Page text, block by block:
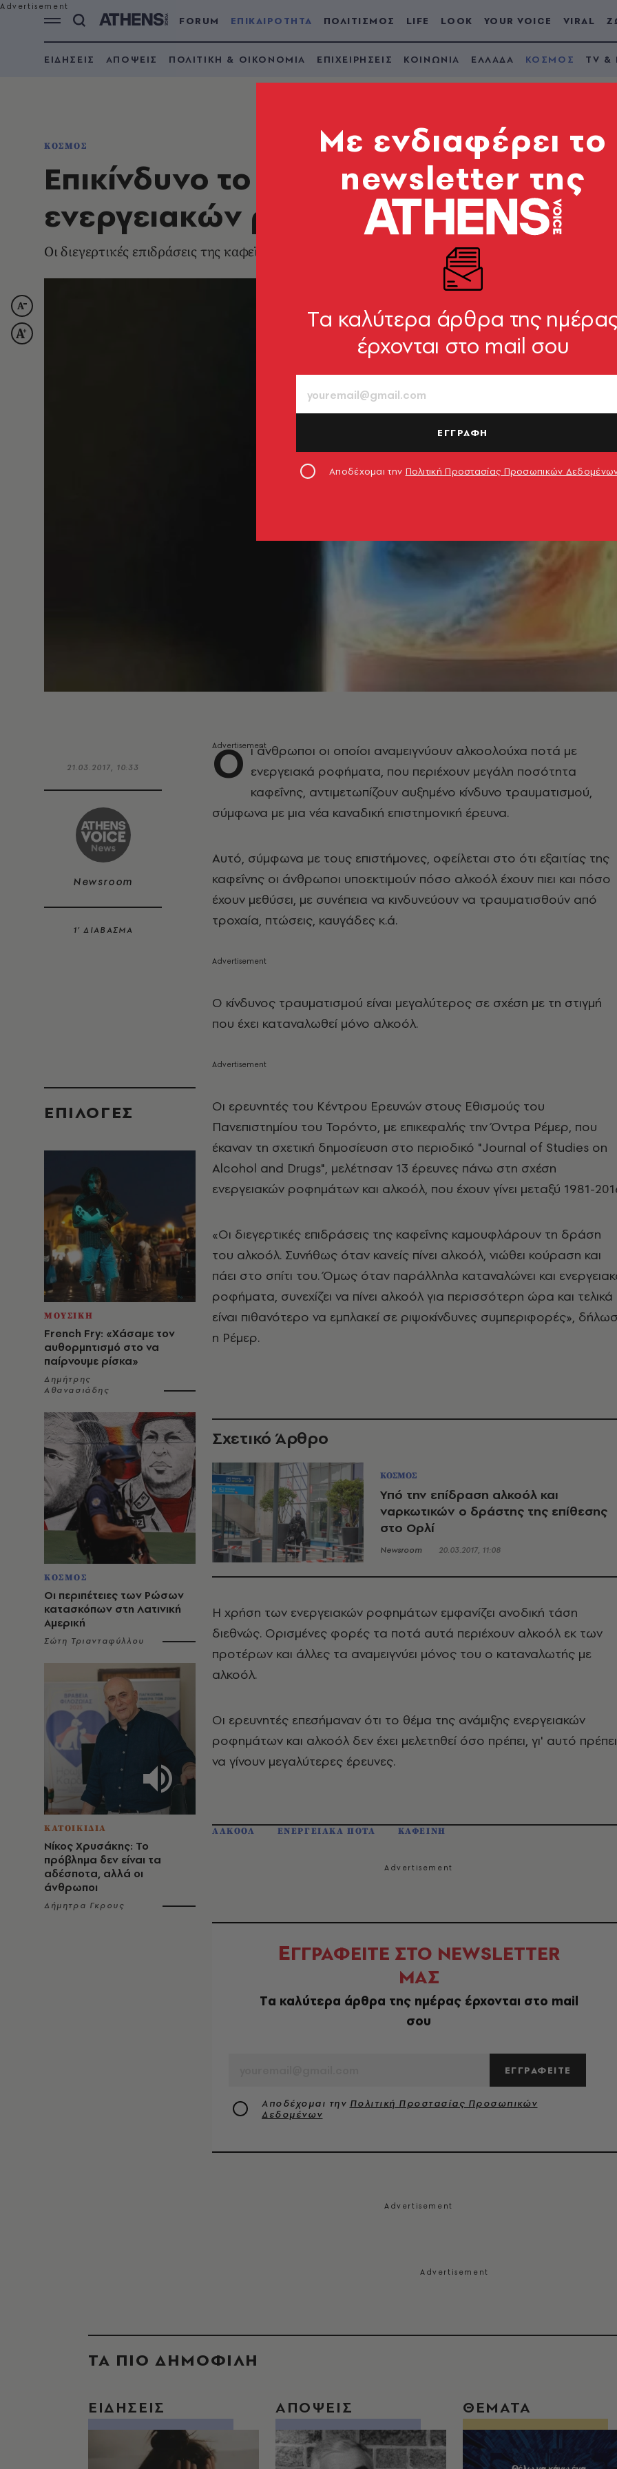
FORUM ΕΠΙΚΑΙΡΟΤΗΤΑ ΠΟΛΙΤΙΣΜΟΣ LIFE LOOK YOUR VOICE VIRAL
ΕΙΔΗΣΕΙΣ ΑΠΟΨΕΙΣ ΠΟΛΙΤΙΚΗ & ΟΙΚΟΝΟΜΙΑ ΕΠΙΧΕΙΡΗΣΕΙΣ ΚΟΙΝΩΝΙΑ ΕΛΛΑΔΑ ΚΟΣΜΟΣ TV &
ΚΟΣΜΟΣ
Επικίνδυνο το «ανακάτεμα» αλκοόλ
ενεργειακών ροφημάτων
Οι διεγερτικές επιδράσεις της καφεΐνης καμουφλάρουν τη δράση του αλκοόλ
21.03.2017, 10:33
Newsroom
1’ ΔΙΑΒΑΣΜΑ
EΠΙΛΟΓΈΣ
ΜΟΥΣΙΚΗ
French Fry: «Χάσαμε τον
αυθορμητισμό στο να
παίρνουμε ρίσκα»
Δημήτρης
Αθανασιάδης
ΚΟΣΜΟΣ
Οι περιπέτειες των Ρώσων
κατασκόπων στη Λατινική
Αμερική
Σώτη Τριανταφύλλου
ΚΑΤΟΙΚΙΔΙΑ
Νίκος Χρυσάκης: Το
πρόβλημα δεν είναι τα
αδέσποτα, αλλά οι
άνθρωποι
Δήμητρα Γκρους
Ο ι άνθρωποι οι οποίοι αναμειγνύουν αλκοολούχα ποτά με
ενεργειακά ροφήματα, που περιέχουν μεγάλη ποσότητα
καφεΐνης, αντιμετωπίζουν αυξημένο κίνδυνο τραυματισμού,
σύμφωνα με μια νέα καναδική επιστημονική έρευνα.
Αυτό, σύμφωνα με τους επιστήμονες, οφείλεται στο ότι εξαιτίας της
καφεΐνης οι άνθρωποι υποεκτιμούν πόσο αλκοόλ έχουν πιει και πόσο
έχουν μεθύσει, με συνέπεια να κινδυνεύουν να τραυματισθούν από
τροχαία, πτώσεις, καυγάδες κ.ά.
Ο κίνδυνος τραυματισμού είναι μεγαλύτερος σε σχέση με τη στιγμή
που έχει καταναλωθεί μόνο αλκοόλ.
Οι ερευνητές του Κέντρου Ερευνών στους Εθισμούς του
Πανεπιστημίου του Τορόντο, με επικεφαλής την Όντρα Ρέμερ, που
έκαναν τη σχετική δημοσίευση στο περιοδικό "Journal of Studies on
Alcohol and Drugs", μελέτησαν 13 έρευνες πάνω στη σχέση
ενεργειακών ροφημάτων και αλκοόλ, που έχουν γίνει μεταξύ 1981-
«Οι διεγερτικές επιδράσεις της καφεΐνης καμουφλάρουν τη δράση
του αλκοόλ. Συνήθως όταν κανείς πίνει αλκοόλ, νιώθει κούραση και
πάει στο σπίτι του. Όμως όταν παράλληλα καταναλώνει και
ροφήματα, συνεχίζει να πίνει αλκοόλ για περισσότερη ώρα και τελικά
είναι πιθανότερο να εμπλακεί σε ριψοκίνδυνες συμπεριφορές»,
η Ρέμερ.
Σχετικό Άρθρο
ΚΟΣΜΟΣ
Υπό την επίδραση αλκοόλ και
ναρκωτικών ο δράστης της επίθεσης
στο Ορλί
Newsroom 20.03.2017, 11:08
Η χρήση των ενεργειακών ροφημάτων εμφανίζει ανοδική τάση
διεθνώς. Ορισμένες φορές τα ποτά αυτά περιέχουν αλκοόλ εκ των
προτέρων και άλλες τα αναμειγνύει μόνος του ο καταναλωτής με
αλκοόλ.
Οι ερευνητές επεσήμαναν ότι το θέμα της ανάμιξης ενεργειακών
ροφημάτων και αλκοόλ δεν έχει μελετηθεί όσο πρέπει, γι' αυτό πρέπει
να γίνουν μεγαλύτερες έρευνες.
ΑΛΚΟΟΛ ΕΝΕΡΓΕΙΑΚΑ ΠΟΤΑ ΚΑΦΕΙΝΗ
ΕΓΓΡΑΦΕΙΤΕ ΣΤΟ NEWSLETTER
ΜΑΣ
Tα καλύτερα άρθρα της ημέρας έρχονται στο mail
σου
ΕΓΓΡΑΦΕΙΤΕ
Αποδέχομαι την Πολιτική Προστασίας Προσωπικών
Δεδομένων
ΤΑ ΠΙΟ ΔΗΜΟΦΙΛΗ
ΕΙΔΗΣΕΙΣ ΑΠΟΨΕΙΣ ΘΕΜΑΤΑ
Mε ενδιαφέρει το
newsletter της
Tα καλύτερα άρθρα της
έρχονται στο mail σου
ΕΓΓΡΑΦΗ
Αποδέχομαι την Πολιτική Προστασίας Προσωπικών